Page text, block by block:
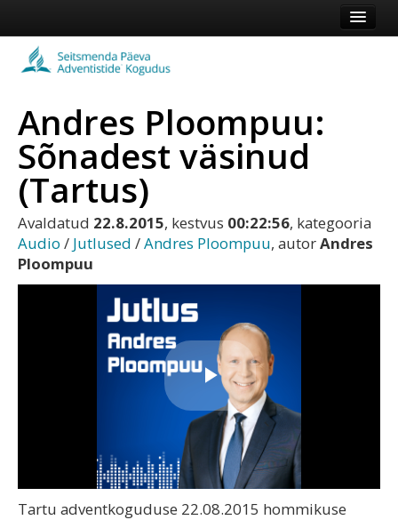
Koduleht
Vaata veel
Andres Ploompuu:
Sõnadest väsinud
(Tartus)
Avaldatud 22.8.2015, kestvus 00:22:56, kategooria
Audio / Jutlused /Andres Ploompuu, autorAndres
Ploompuu
Play
Video
Tartu adventkoguduse 22.08.2015 hommikuse